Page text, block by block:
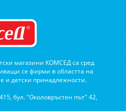
магазини КОМСЕД са сред
се фирми в областта на
и детски принадлежности.
бул. "Околовръстен път" 42,